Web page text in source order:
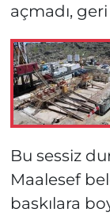
açmadı,
Bu sessiz
Maalesef
baskılara